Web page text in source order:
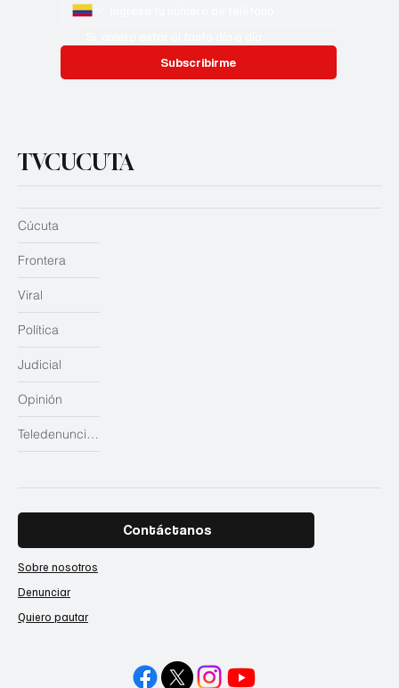
Subscribirme
TVCUCUTA
Judicial
Opinión
Teledenuncias
Cúcuta
Frontera
Viral
Política
Contáctanos
Sobre nosotros
Denunciar
Quiero pautar